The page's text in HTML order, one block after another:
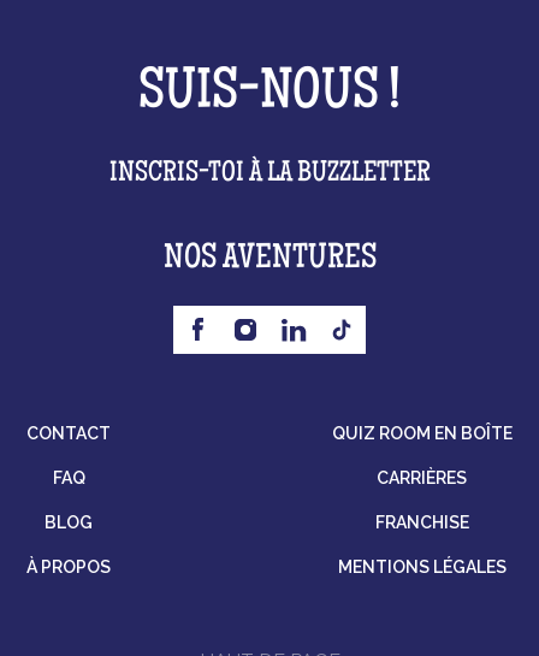
SUIS-NOUS !
INSCRIS-TOI À LA BUZZLETTER
NOS AVENTURES
CONTACT
FAQ
BLOG
À PROPOS
QUIZ ROOM EN BOÎTE
CARRIÈRES
FRANCHISE
MENTIONS LÉGALES